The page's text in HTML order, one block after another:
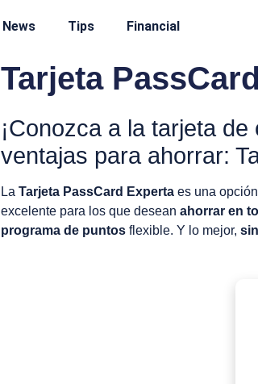
News Tips Financial
Tarjeta
¡Conozca a la tarjeta
ventajas para ahorrar:
La Tarjeta PassCard Experta es una
excelente para los que desean ahorrar en
programa de puntos flexible. Y lo mejor, sin